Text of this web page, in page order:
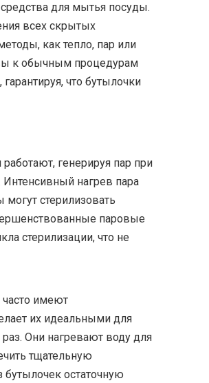
для мытья посуды.
всех скрытых
как тепло, пар или
к обычным процедурам
что бутылочки
генерируя пар при
Интенсивный нагрев пара
стерилизовать
паровые
стерилизации, что не
часто имеют
их идеальными для
Они нагревают воду для
тщательную
остаточную